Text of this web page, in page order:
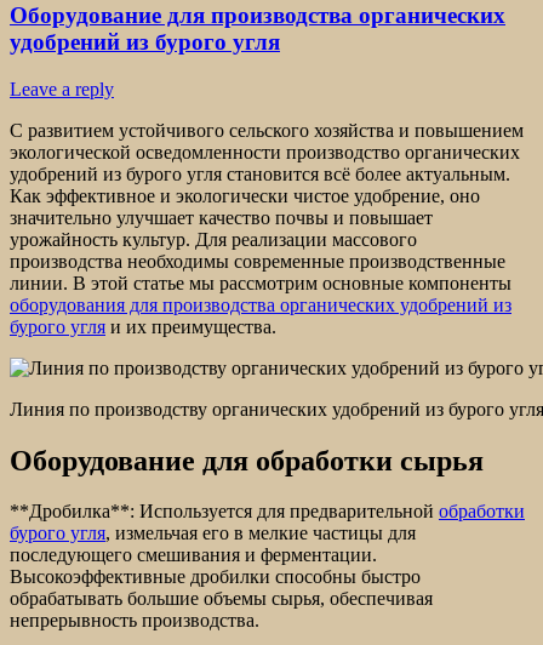
Оборудование для производства органических
удобрений из бурого угля
Leave a reply
С развитием устойчивого сельского хозяйства и повышением
экологической осведомленности производство органических
удобрений из бурого угля становится всё более актуальным.
Как эффективное и экологически чистое удобрение, оно
значительно улучшает качество почвы и повышает
урожайность культур. Для реализации массового
производства необходимы современные производственные
линии. В этой статье мы рассмотрим основные компоненты
оборудования для производства органических удобрений из
бурого угля и их преимущества.
Линия по производству органических удобрений из бурого угля
Оборудование для обработки сырья
**Дробилка**: Используется для предварительной обработки
бурого угля, измельчая его в мелкие частицы для
последующего смешивания и ферментации.
Высокоэффективные дробилки способны быстро
обрабатывать большие объемы сырья, обеспечивая
непрерывность производства.